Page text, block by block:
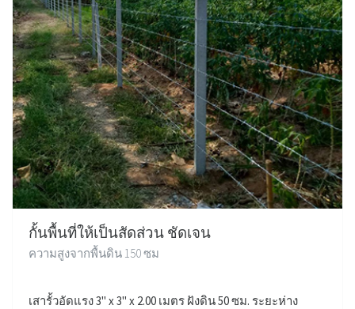
กั้นพื้นที่ให้เป็นสัดส่วน ชัดเจน
ความสูงจากพื้นดิน 150 ซม
เสารั้วอัดแรง 3" x 3" x 2.00 เมตร ฝังดิน 50 ซม. ระยะห่าง